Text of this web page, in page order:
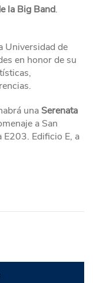
la Big Band.
Universidad de
en honor de su
una Serenata
a San
Edificio E, a